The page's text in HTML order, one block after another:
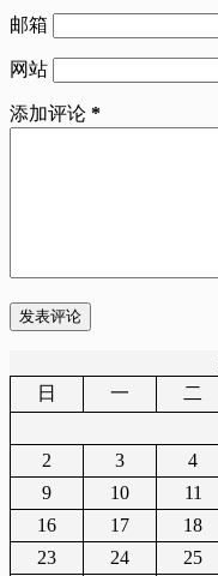
邮箱
网站
添加评论 *
发表评论
日
一 二
2
3 4
9
10 11
16
17 18
23
24 25